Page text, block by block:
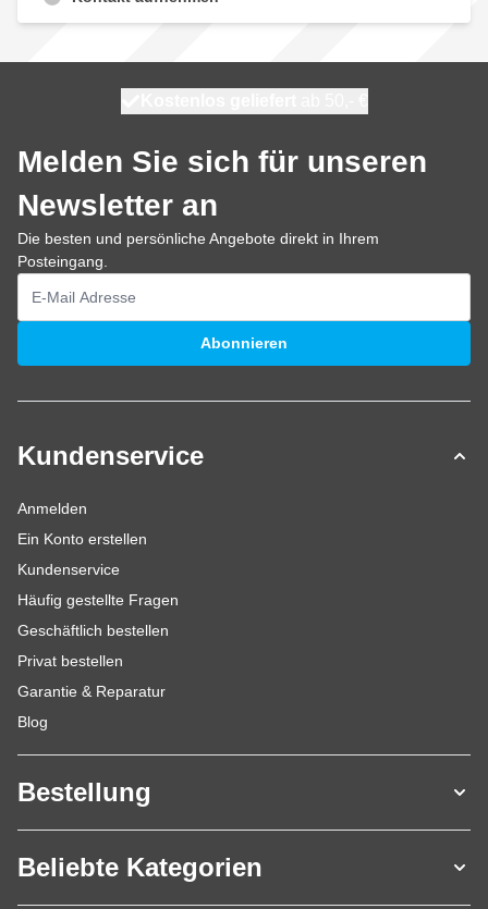
Melden Sie sich für unseren
Newsletter an
Die besten und persönliche Angebote direkt in Ihrem
Posteingang.
E-Mailadresse
Abonnieren
Kundenservice
Anmelden
Ein Konto erstellen
Kundenservice
Häufig gestellte Fragen
Geschäftlich bestellen
Privat bestellen
Garantie & Reparatur
Blog
Bestellung
Beliebte Kategorien